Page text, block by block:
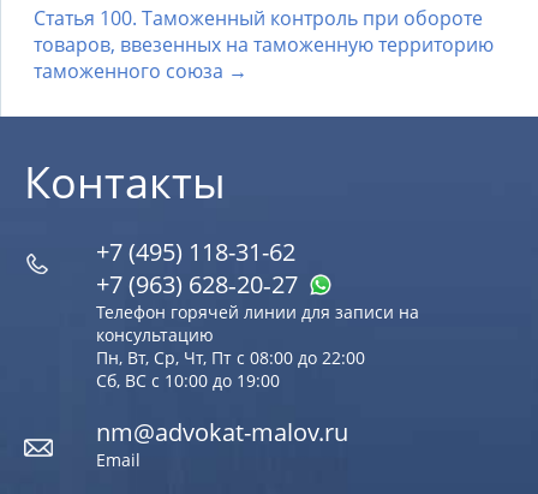
Статья 100. Таможенный контроль при обороте
товаров, ввезенных на таможенную территорию
таможенного союза →
Контакты
+7 (495) 118-31-62
+7 (963) 628‑20‑27
Телефон горячей линии для записи на
консультацию
Пн, Вт, Ср, Чт, Пт с 08:00 до 22:00
Сб, ВС с 10:00 до 19:00
nm@advokat-malov.ru
Email